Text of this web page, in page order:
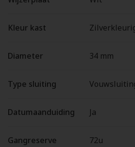
Kleur kast
Diameter 34 mm
Type sluiting
Datumaanduiding Ja
Gangreserve 72u